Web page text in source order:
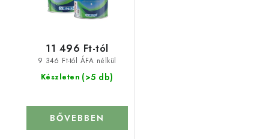
Készleten (>5 db)
9 346 Ft-tól ÁFA nélkül
11 496 Ft-tól
BŐVEBBEN